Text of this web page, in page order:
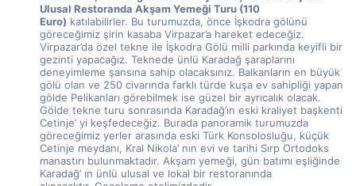
Ulusal Restoranda Akşam Yemeği Turu (110
Euro) katılabilirler. Bu turumuzda, önce İşkodra gölünü
göreceğimiz şirin kasaba Virpazar’a hareket edeceğiz.
Virpazar’da özel tekne ile İşkodra Gölü milli parkında keyifli bir
gezinti yapacağız. Teknede ünlü Karadağ şaraplarını
deneyimleme şansına sahip olacaksınız. Balkanların en büyük
gölü olan ve 250 civarında farklı türde kuşa ev sahipliği yapan
gölde Pelikanları görebilmek ise güzel bir ayrıcalık olacak.
Gölde tekne turu sonrasında Karadağ’ın eski kraliyet başkenti
Cetinje’ yi keşfedeceğiz. Burada panoramik turumuzda
göreceğimiz yerler arasında eski Türk Konsolosluğu, küçük
Cetinje meydanı, Kral Nikola’ nın evi ve tarihi Sırp Ortodoks
manastırı bulunmaktadır. Akşam yemeği, gün batımı eşliğinde
Karadağ’ ın ünlü ulusal ve lokal bir restoranında